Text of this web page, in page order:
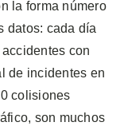
la forma número
datos: cada día
con
de incidentes en
colisiones
son muchos